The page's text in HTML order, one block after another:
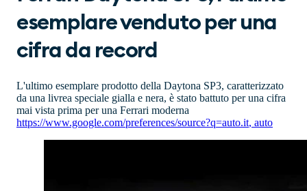
esemplare venduto per una
cifra da record
L'ultimo esemplare prodotto della Daytona SP3, caratterizzato
da una livrea speciale gialla e nera, è stato battuto per una cifra
mai vista prima per una Ferrari moderna
https://www.google.com/preferences/source?q=auto.it, auto